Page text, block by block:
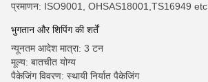
प्रमाणन: ISO9001, OHSAS18001,TS16949 etc
भुगतान और शिपिंग की शर्तें
न्यूनतम आदेश मात्रा: 3 टन
मूल्य: बातचीत योग्य
पैकेजिंग विवरण: स्थायी निर्यात पैकेजिंग